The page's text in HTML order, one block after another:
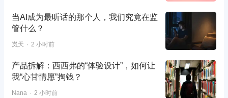
当AI成为最听话的那个人，我们究竟在监
管什么？
岚天 2 小时前
产品拆解：西西弗的“体验设计”，如何让
我“心甘情愿”掏钱？
Nana 2 小时前